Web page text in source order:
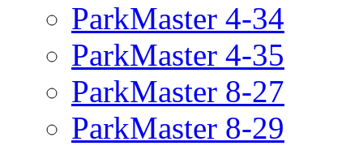
ParkMaster 4-34
ParkMaster 4-35
ParkMaster 8-27
ParkMaster 8-29